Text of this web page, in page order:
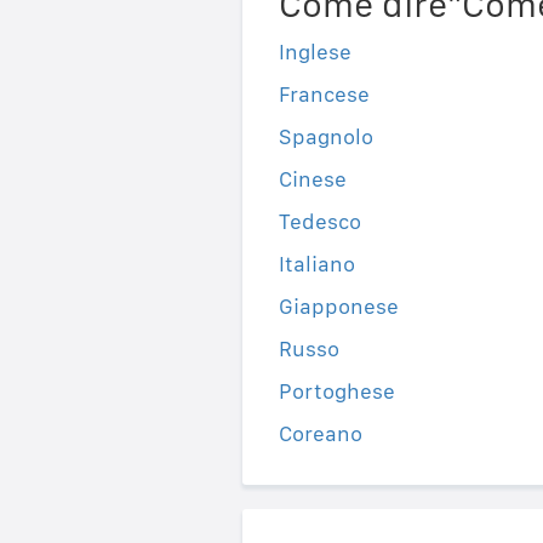
Inglese
Francese
Spagnolo
Cinese
Tedesco
Italiano
Giapponese
Russo
Portoghese
Coreano